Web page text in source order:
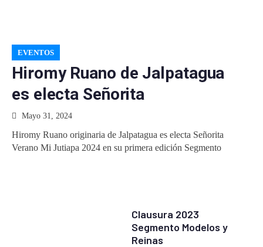
EVENTOS
Hiromy Ruano de Jalpatagua
es electa Señorita
Hiromy Ruano originaria de Jalpatagua es electa Señorita
Verano Mi Jutiapa 2024 en su primera edición Segmento
Mayo 31, 2024
Clausura 2023
Segmento Modelos y
Reinas